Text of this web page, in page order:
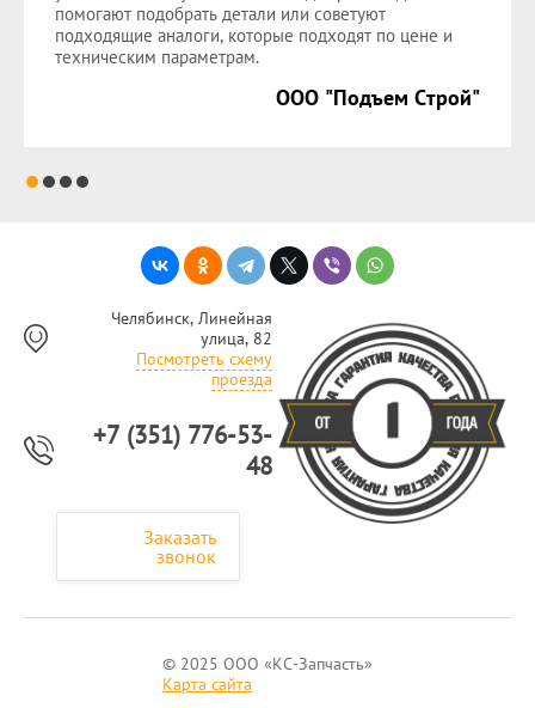
помогают подобрать детали или советуют
подходящие аналоги, которые подходят по цене и
техническим параметрам.
ООО "Подъем Строй"
Челябинск, Линейная
улица, 82
Посмотреть схему
проезда
+7 (351) 776-53-
48
Заказать
звонок
© 2025 ООО «КС-Запчасть»
Карта сайта